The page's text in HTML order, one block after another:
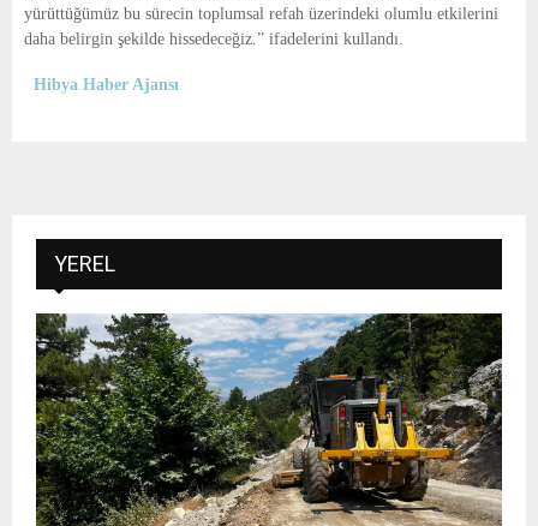
yürüttüğümüz bu sürecin toplumsal refah üzerindeki olumlu etkilerini
daha belirgin şekilde hissedeceğiz.” ifadelerini kullandı.
Hibya Haber Ajansı
YEREL